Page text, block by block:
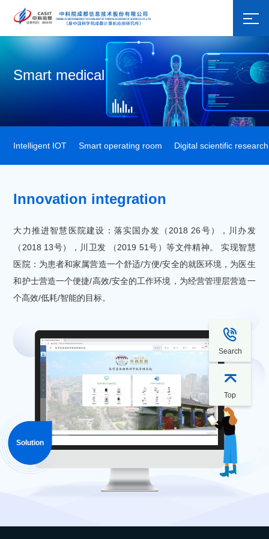
Smart medical
Intelligent IOT Smart operating room Digital scientific research
Innovation integration
大力推进智慧医院建设：落实国办发（2018 26号），川办发
（2018 13号），川卫发 （2019 51号）等文件精神。 实现智慧
医院：为患者和家属营造一个舒适/方便/安全的就医环境，为医生
和护士营造一个便捷/高效/安全的工作环境，为经营管理层营造一
个高效/低耗/智能的目标。
Solution

Search

Top